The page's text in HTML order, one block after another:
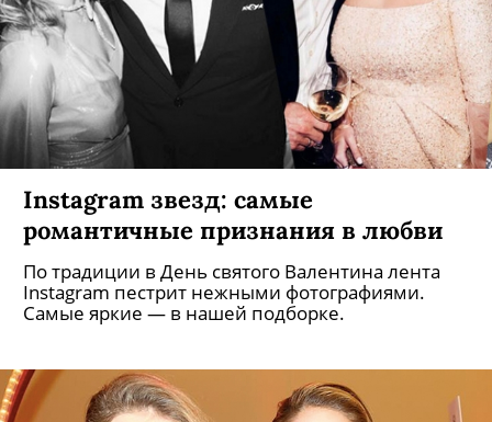
Instagram звезд: самые
романтичные признания в любви
По традиции в День святого Валентина лента
Instagram пестрит нежными фотографиями.
Самые яркие — в нашей подборке.